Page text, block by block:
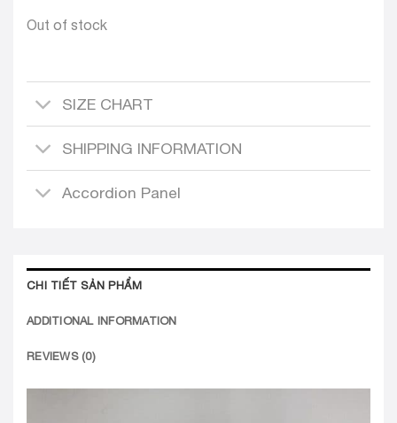
Out of stock
SIZE CHART
SHIPPING INFORMATION
Accordion Panel
CHI TIẾT SẢN PHẨM
ADDITIONAL INFORMATION
REVIEWS (0)